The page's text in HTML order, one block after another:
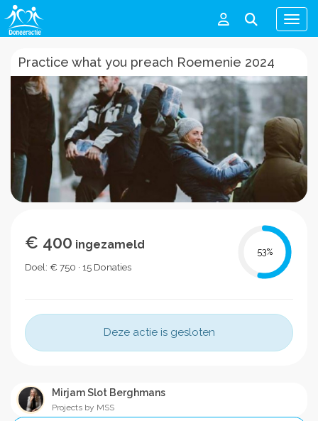
Menu
Practice what you preach Roemenie 2024
€ 400 ingezameld
Doel: € 750 · 15 Donaties
53%
Deze actie is gesloten
Mirjam Slot Berghmans
Projects by MSS